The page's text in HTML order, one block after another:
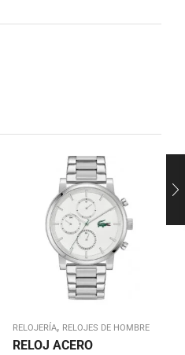
RELOJERÍA, RELOJES DE HOMBRE
RELOJ ACERO